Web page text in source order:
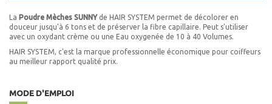
La Poudre Mèches SUNNYde HAIR SYSTEM permet de décolorer en
douceur jusqu'à 6 tons et de préserver la fibre capillaire. Peut s'utiliser
avec un oxydant crème ou une Eau oxygenée de 10 à 40 Volumes.
HAIR SYSTEM, c'est la marque professionnelle économique pour coiffeurs
au meilleur rapport qualité prix.
MODE D'EMPLOI